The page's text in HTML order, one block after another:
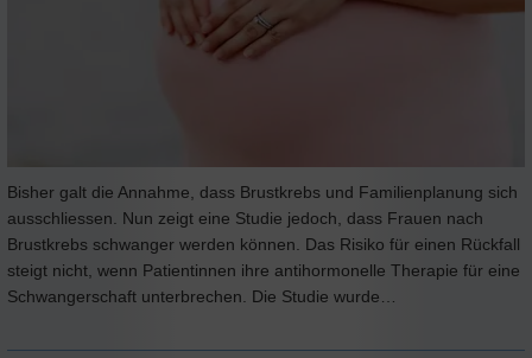
Bisher galt die Annahme, dass Brustkrebs und Familienplanung sich
ausschliessen. Nun zeigt eine Studie jedoch, dass Frauen nach
Brustkrebs schwanger werden können. Das Risiko für einen Rückfall
steigt nicht, wenn Patientinnen ihre antihormonelle Therapie für eine
Schwangerschaft unterbrechen. Die Studie wurde…